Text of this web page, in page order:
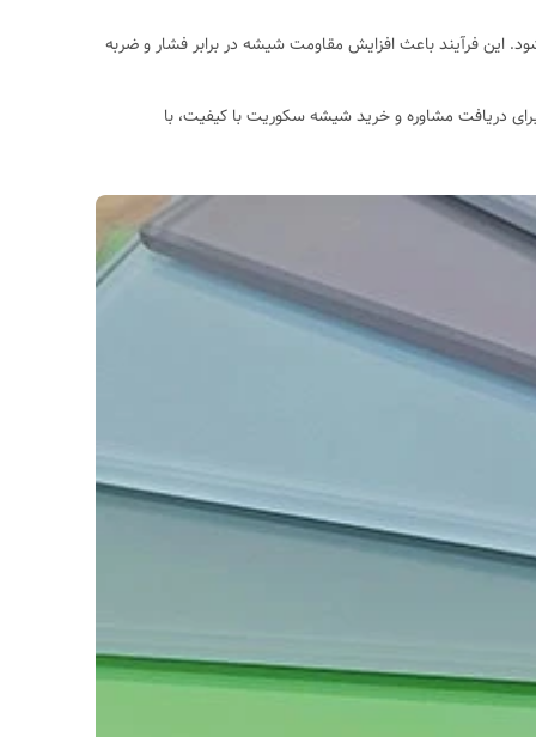
سانتیگراد) گرم شده و سپس به سرعت سرد می‌شود. این فرآیند باعث افزایش مقاومت شیشه در برابر فشار و ضربه
دریافت مشاوره و خرید شیشه سکوریت با کیفیت، با